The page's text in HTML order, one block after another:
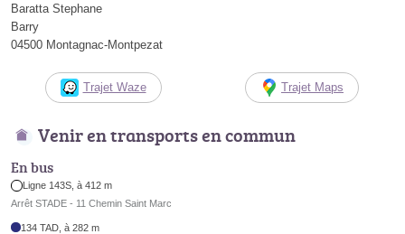
Baratta Stephane
Barry
04500 Montagnac-Montpezat
Trajet Waze Trajet Maps
Venir en transports en commun
En bus
Ligne 143S, à 412 m
Arrêt STADE - 11 Chemin Saint Marc
134 TAD, à 282 m